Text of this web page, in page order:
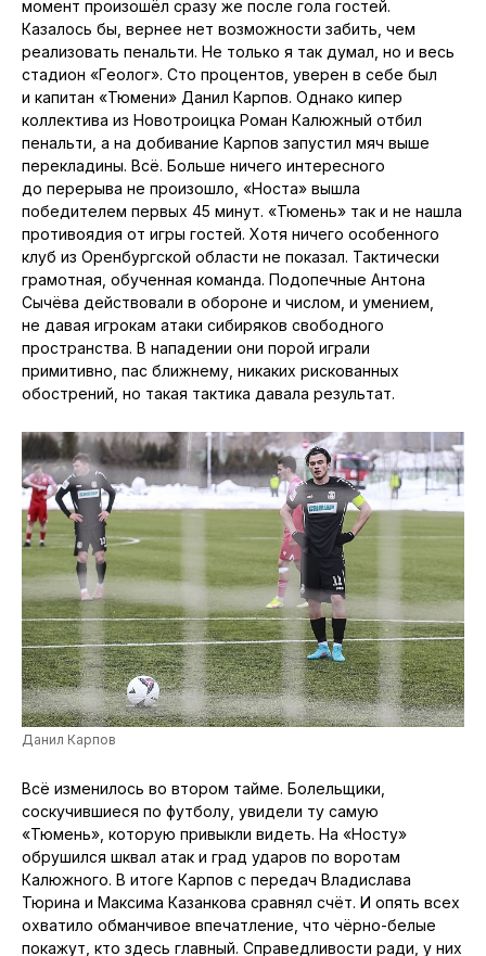
момент произошёл сразу же после гола гостей.
Казалось бы, вернее нет возможности забить, чем
реализовать пенальти. Не только я так думал, но и весь
стадион «Геолог». Сто процентов, уверен в себе был
и капитан «Тюмени» Данил Карпов. Однако кипер
коллектива из Новотроицка Роман Калюжный отбил
пенальти, а на добивание Карпов запустил мяч выше
перекладины. Всё. Больше ничего интересного
до перерыва не произошло, «Носта» вышла
победителем первых 45 минут. «Тюмень» так и не нашла
противоядия от игры гостей. Хотя ничего особенного
клуб из Оренбургской области не показал. Тактически
грамотная, обученная команда. Подопечные Антона
Сычёва действовали в обороне и числом, и умением,
не давая игрокам атаки сибиряков свободного
пространства. В нападении они порой играли
примитивно, пас ближнему, никаких рискованных
обострений, но такая тактика давала результат.
Данил Карпов
Всё изменилось во втором тайме. Болельщики,
соскучившиеся по футболу, увидели ту самую
«Тюмень», которую привыкли видеть. На «Носту»
обрушился шквал атак и град ударов по воротам
Калюжного. В итоге Карпов с передач Владислава
Тюрина и Максима Казанкова сравнял счёт. И опять всех
охватило обманчивое впечатление, что чёрно-белые
покажут, кто здесь главный. Справедливости ради, у них